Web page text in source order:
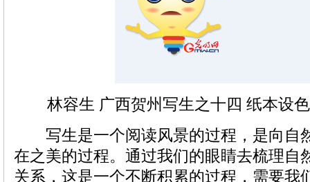
林容生 广西贺州写生之十四 纸本设色
写生是一个阅读风景的过程，是向自
在之美的过程。通过我们的眼睛去梳理自
关系，这是一个不断积累的过程，需要我